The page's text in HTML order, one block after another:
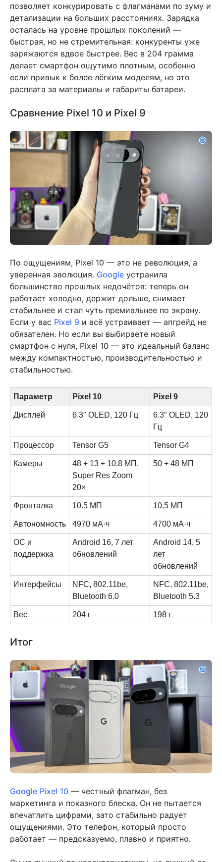
позволяет конкурировать с флагманами по зуму и
детализации на больших расстояниях. Зарядка
осталась на уровне прошлых поколений —
быстрая, но не стремительная: конкуренты уже
заряжаются вдвое быстрее. Вес в 204 грамма
делает смартфон ощутимо плотным, особенно
если привык к более лёгким моделям, но это
расплата за материалы и габариты батареи.
Сравнение Pixel 10 и Pixel 9
По ощущениям, Pixel 10 — это не революция, а
уверенная эволюция. Google устранила
большинство прошлых недочётов: теперь он
работает холодно, держит дольше, снимает
стабильнее и стал чуть премиальнее по экрану.
Если у вас Pixel 9 и всё устраивает — апгрейд не
обязателен. Но если вы выбираете новый
смартфон с нуля, Pixel 10 — это идеальный баланс
между компактностью, производительностью и
стабильностью.
Параметр Pixel 10 Pixel 9
Дисплей 6.3″ OLED, 120 Гц
6.3″ OLED, 120
Гц
Процессор Tensor G5 Tensor G4
Камеры
48 + 13 + 10.8 МП,
Super Res Zoom
20×
50 + 48 МП
Фронталка 10.5 МП 10.5 МП
Автономность 4970 мА·ч 4700 мА·ч
ОС и
поддержка
Android 16, 7 лет
обновлений
Android 14, 5
лет
обновлений
Интерфейсы
NFC, 802.11be,
Bluetooth 6.0
NFC, 802.11be,
Bluetooth 5.3
Вес 204 г 198 г
Итог
Google Pixel 10 — честный флагман, без
маркетинга и показного блеска. Он не пытается
впечатлить цифрами, зато стабильно радует
ощущениями. Это телефон, который просто
работает — предсказуемо, плавно и приятно.